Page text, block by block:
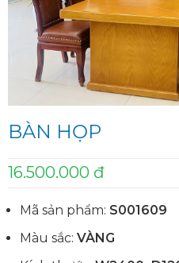
BÀN HỌP
16.500.000 đ
Mã sản phẩm: S001609
Màu sắc: VÀNG